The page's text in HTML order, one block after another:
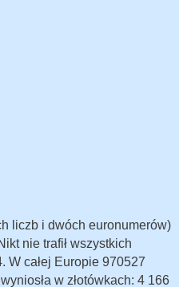
liczb i dwóch euronumerów)
nie trafił wszystkich
W całej Europie 970527
w złotówkach: 4 166